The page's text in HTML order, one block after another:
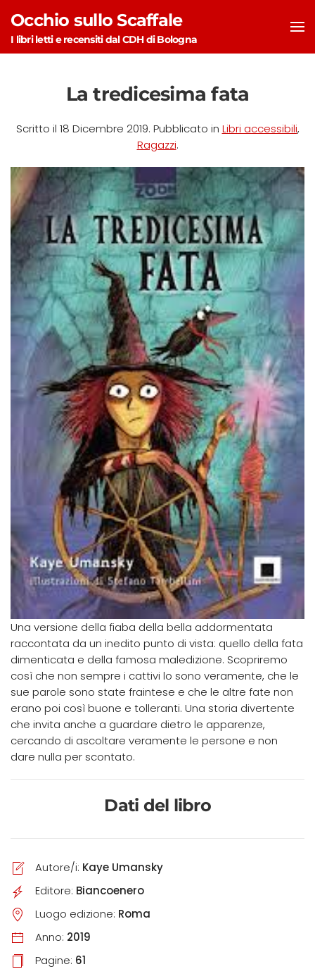
Skip to main content
Occhio sullo Scaffale
I libri letti e recensiti dal CDH di Bologna
La tredicesima fata
Scritto il 18 Dicembre 2019. Pubblicato in Libri accessibili,
Ragazzi.
Una versione della fiaba della bella addormentata
raccontata da un inedito punto di vista: quello della fata
dimenticata e della famosa maledizione. Scopriremo
così che non sempre i cattivi lo sono veramente, che le
sue parole sono state fraintese e che le altre fate non
erano poi così buone e tolleranti. Una storia divertente
che invita anche a guardare dietro le apparenze,
cercando di ascoltare veramente le persone e non
dare nulla per scontato.
Dati del libro
Autore/i: Kaye Umansky
Editore: Biancoenero
Luogo edizione: Roma
Anno: 2019
Pagine: 61